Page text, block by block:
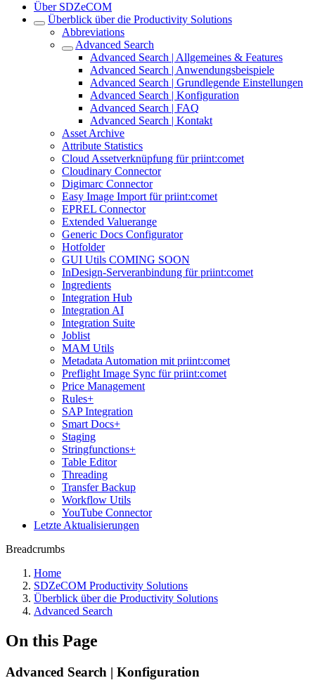
Über SDZeCOM
Überblick über die Productivity Solutions
Abbreviations
Advanced Search
Advanced Search | Allgemeines & Features
Advanced Search | Anwendungsbeispiele
Advanced Search | Grundlegende Einstellungen
Advanced Search | Konfiguration
Advanced Search | FAQ
Advanced Search | Kontakt
Asset Archive
Attribute Statistics
Cloud Assetverknüpfung für priint:comet
Cloudinary Connector
Digimarc Connector
Easy Image Import für priint:comet
EPREL Connector
Extended Valuerange
Generic Docs Configurator
Hotfolder
GUI Utils COMING SOON
InDesign-Serveranbindung für priint:comet
Ingredients
Integration Hub
Integration AI
Integration Suite
Joblist
MAM Utils
Metadata Automation mit priint:comet
Preflight Image Sync für priint:comet
Price Management
Rules+
SAP Integration
Smart Docs+
Staging
Stringfunctions+
Table Editor
Threading
Transfer Backup
Workflow Utils
YouTube Connector
Letzte Aktualisierungen
Breadcrumbs
Home
SDZeCOM Productivity Solutions
Überblick über die Productivity Solutions
Advanced Search
On this Page
Advanced Search | Konfiguration